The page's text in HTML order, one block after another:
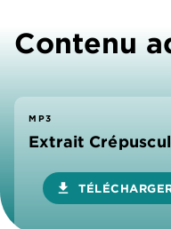
Contenu
MP3
Extrait
download